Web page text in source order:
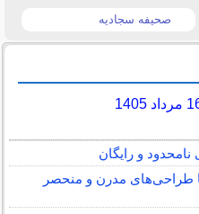
صحیفه سجادیه
طراحی‌های مدرن و منحصر